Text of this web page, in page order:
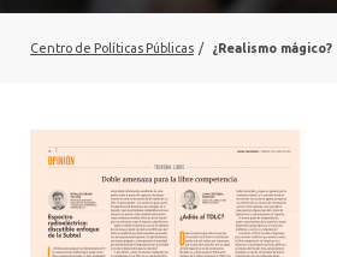
Centro de Políticas Públicas / ¿Realismo mágico?